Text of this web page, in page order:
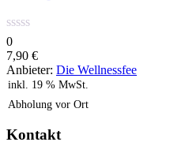
0
7,90 €
Anbieter: Die Wellnessfee
inkl. 19 % MwSt.
Abholung vor Ort
Kontakt